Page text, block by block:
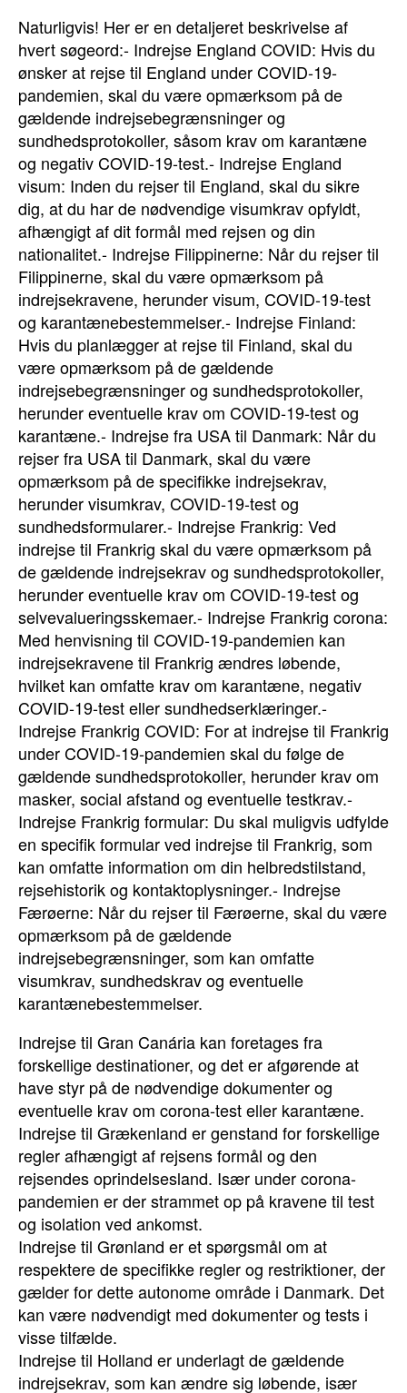
Naturligvis! Her er en detaljeret beskrivelse af
hvert søgeord:- Indrejse England COVID: Hvis du
ønsker at rejse til England under COVID-19-
pandemien, skal du være opmærksom på de
gældende indrejsebegrænsninger og
sundhedsprotokoller, såsom krav om karantæne
og negativ COVID-19-test.- Indrejse England
visum: Inden du rejser til England, skal du sikre
dig, at du har de nødvendige visumkrav opfyldt,
afhængigt af dit formål med rejsen og din
nationalitet.- Indrejse Filippinerne: Når du rejser til
Filippinerne, skal du være opmærksom på
indrejsekravene, herunder visum, COVID-19-test
og karantænebestemmelser.- Indrejse Finland:
Hvis du planlægger at rejse til Finland, skal du
være opmærksom på de gældende
indrejsebegrænsninger og sundhedsprotokoller,
herunder eventuelle krav om COVID-19-test og
karantæne.- Indrejse fra USA til Danmark: Når du
rejser fra USA til Danmark, skal du være
opmærksom på de specifikke indrejsekrav,
herunder visumkrav, COVID-19-test og
sundhedsformularer.- Indrejse Frankrig: Ved
indrejse til Frankrig skal du være opmærksom på
de gældende indrejsekrav og sundhedsprotokoller,
herunder eventuelle krav om COVID-19-test og
selvevalueringsskemaer.- Indrejse Frankrig corona:
Med henvisning til COVID-19-pandemien kan
indrejsekravene til Frankrig ændres løbende,
hvilket kan omfatte krav om karantæne, negativ
COVID-19-test eller sundhedserklæringer.-
Indrejse Frankrig COVID: For at indrejse til Frankrig
under COVID-19-pandemien skal du følge de
gældende sundhedsprotokoller, herunder krav om
masker, social afstand og eventuelle testkrav.-
Indrejse Frankrig formular: Du skal muligvis udfylde
en specifik formular ved indrejse til Frankrig, som
kan omfatte information om din helbredstilstand,
rejsehistorik og kontaktoplysninger.- Indrejse
Færøerne: Når du rejser til Færøerne, skal du være
opmærksom på de gældende
indrejsebegrænsninger, som kan omfatte
visumkrav, sundhedskrav og eventuelle
karantænebestemmelser.
Indrejse til Gran Canária kan foretages fra
forskellige destinationer, og det er afgørende at
have styr på de nødvendige dokumenter og
eventuelle krav om corona-test eller karantæne.
Indrejse til Grækenland er genstand for forskellige
regler afhængigt af rejsens formål og den
rejsendes oprindelsesland. Især under corona-
pandemien er der strammet op på kravene til test
og isolation ved ankomst.
Indrejse til Grønland er et spørgsmål om at
respektere de specifikke regler og restriktioner, der
gælder for dette autonome område i Danmark. Det
kan være nødvendigt med dokumenter og tests i
visse tilfælde.
Indrejse til Holland er underlagt de gældende
indrejsekrav, som kan ændre sig løbende, især